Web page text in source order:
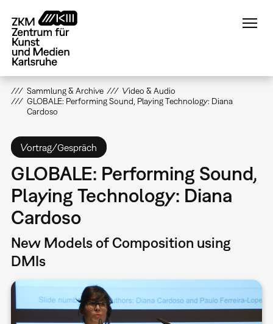
zum
Inhalt
Sammlung & Archive
Video & Audio
GLOBALE: Performing Sound, Playing Technology: Diana
Cardoso
Vortrag/Gespräch
GLOBALE: Performing Sound,
Playing Technology: Diana
Cardoso
New Models of Composition using
DMIs